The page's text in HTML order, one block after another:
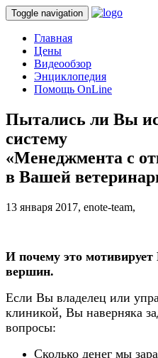
Toggle navigation
Главная
Цены
Видеообзор
Энциклопедия
Помощь OnLine
Пытались ли Вы
систему
«Менеджмента с
в Вашей
13 января 2017, enote-team,
И почему это
вершин.
Если Вы владелец или
клиникой, Вы наверняка
вопросы:
Сколько денег мы